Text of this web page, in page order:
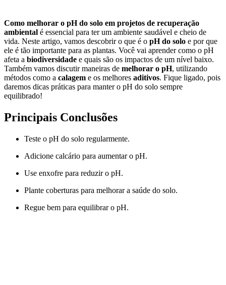
Como melhorar o pH do solo em projetos de recuperação
ambiental é essencial para ter um ambiente saudável e cheio de
vida. Neste artigo, vamos descobrir o que é o pH do solo e por que
ele é tão importante para as plantas. Você vai aprender como o pH
afeta a biodiversidade e quais são os impactos de um nível baixo.
Também vamos discutir maneiras de melhorar o pH, utilizando
métodos como a calagem e os melhores aditivos. Fique ligado, pois
daremos dicas práticas para manter o pH do solo sempre
equilibrado!
Principais Conclusões
Teste o pH do solo regularmente.
Adicione calcário para aumentar o pH.
Use enxofre para reduzir o pH.
Plante coberturas para melhorar a saúde do solo.
Regue bem para equilibrar o pH.